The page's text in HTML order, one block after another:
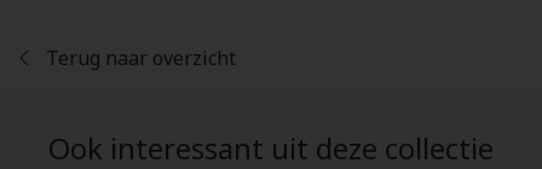
Terug naar overzicht
Ook interessant uit deze collectie